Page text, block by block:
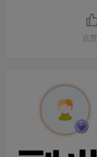
点赞